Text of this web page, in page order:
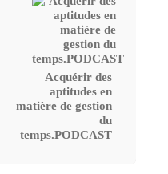
Acquérir des
aptitudes en
matière de gestion
du
temps.PODCAST